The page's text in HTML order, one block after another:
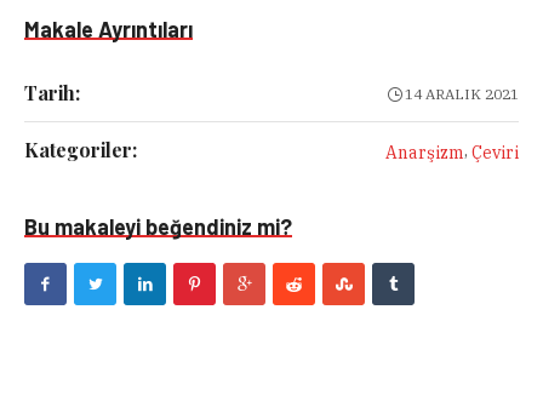
Makale Ayrıntıları
Tarih: 14 ARALIK 2021
Kategoriler: Anarşizm, Çeviri
Bu makaleyi beğendiniz mi?